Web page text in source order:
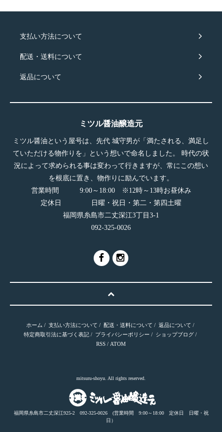
支払い方法について
配送・送料について
返品について
ミツル醤油醸造元
ミツル醤油という屋号は、先代 城守男が「満たされる、満足し
ていただける物作りを」という想いで命名しました。 時代の状
況によって求められる事は変わって行きますが、常にこの想い
を根底に置き、物作りに励んでいます。
営業時間 9:00～18:00 ※12時～13時お昼休み
定休日 日曜・祝日・第二・第四土曜
福岡県糸島市二丈深江3丁目3-1
092-325-0026
ホーム / 支払い方法について / 配送・送料について / 返品について /
特定商取引法に基づく表記 / プライバシーポリシー / ショップブログ /
RSS / ATOM
mitsuru-shoyu. All rights reserved.
福岡県糸島市二丈深江925-2 092-325-0026 (営業時間 9:00～18:00 定休日 日曜・祝
日）